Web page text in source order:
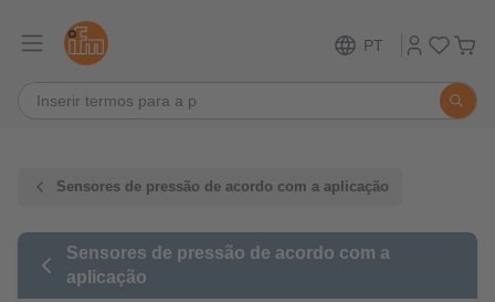
PT
Sensores de pressão de acordo com a aplicação
Sensores de pressão de acordo com a
aplicação